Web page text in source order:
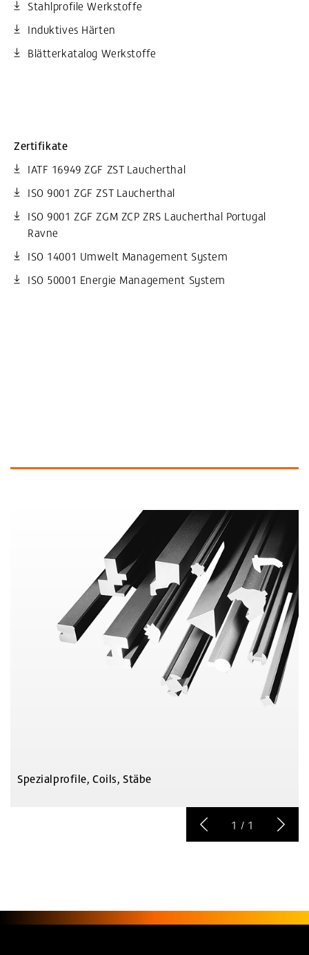
Stahlprofile Werkstoffe
Induktives Härten
Blätterkatalog Werkstoffe
Zertifikate
IATF 16949 ZGF ZST Laucherthal
ISO 9001 ZGF ZST Laucherthal
ISO 9001 ZGF ZGM ZCP ZRS Laucherthal Portugal
Ravne
ISO 14001 Umwelt Management System
ISO 50001 Energie Management System
Spezialprofile, Coils, Stäbe
1 / 1